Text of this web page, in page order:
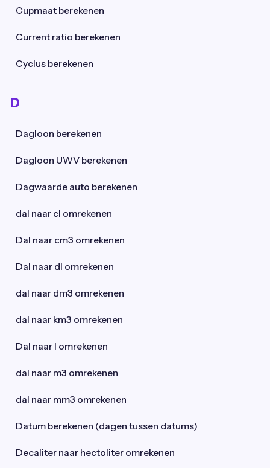
Cupmaat berekenen
Current ratio berekenen
Cyclus berekenen
D
Dagloon berekenen
Dagloon UWV berekenen
Dagwaarde auto berekenen
dal naar cl omrekenen
Dal naar cm3 omrekenen
Dal naar dl omrekenen
dal naar dm3 omrekenen
dal naar km3 omrekenen
Dal naar l omrekenen
dal naar m3 omrekenen
dal naar mm3 omrekenen
Datum berekenen (dagen tussen datums)
Decaliter naar hectoliter omrekenen